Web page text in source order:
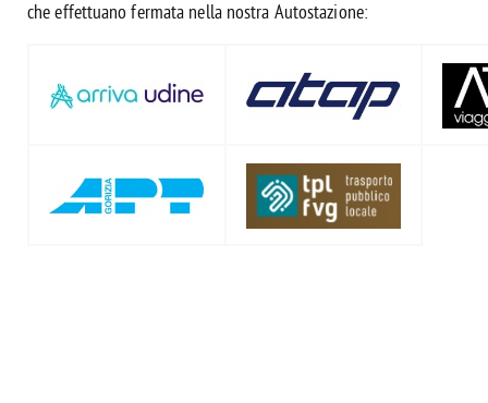
che effettuano fermata nella nostra Autostazione: